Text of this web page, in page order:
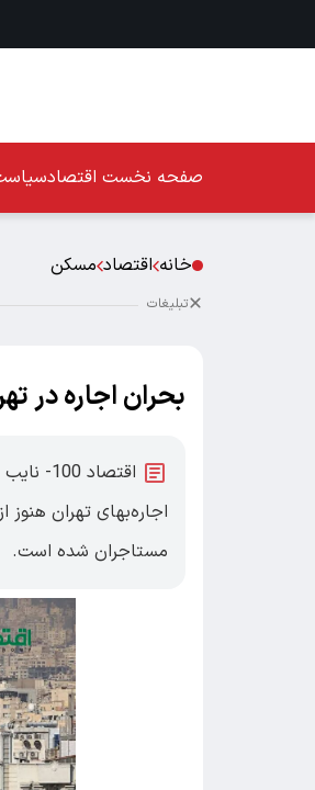
صفحه نخست اقتصاد
خانه اقتصاد مسکن
تبلیغات
بحران اجاره در
اجاره‌بهای تهران
مستاجران شده است.